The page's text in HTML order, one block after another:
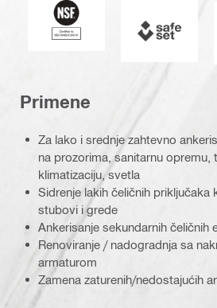
Primene
Za lako i srednje zahtevno
na prozorima, sanitarnu opremu,
klimatizaciju, svetla
Sidrenje lakih čeličnih priključaka
stubovi i grede
Ankerisanje sekundarnih čeličnih
Renoviranje / nadogradnja sa
armaturom
Zamena zaturenih/nedostajućih